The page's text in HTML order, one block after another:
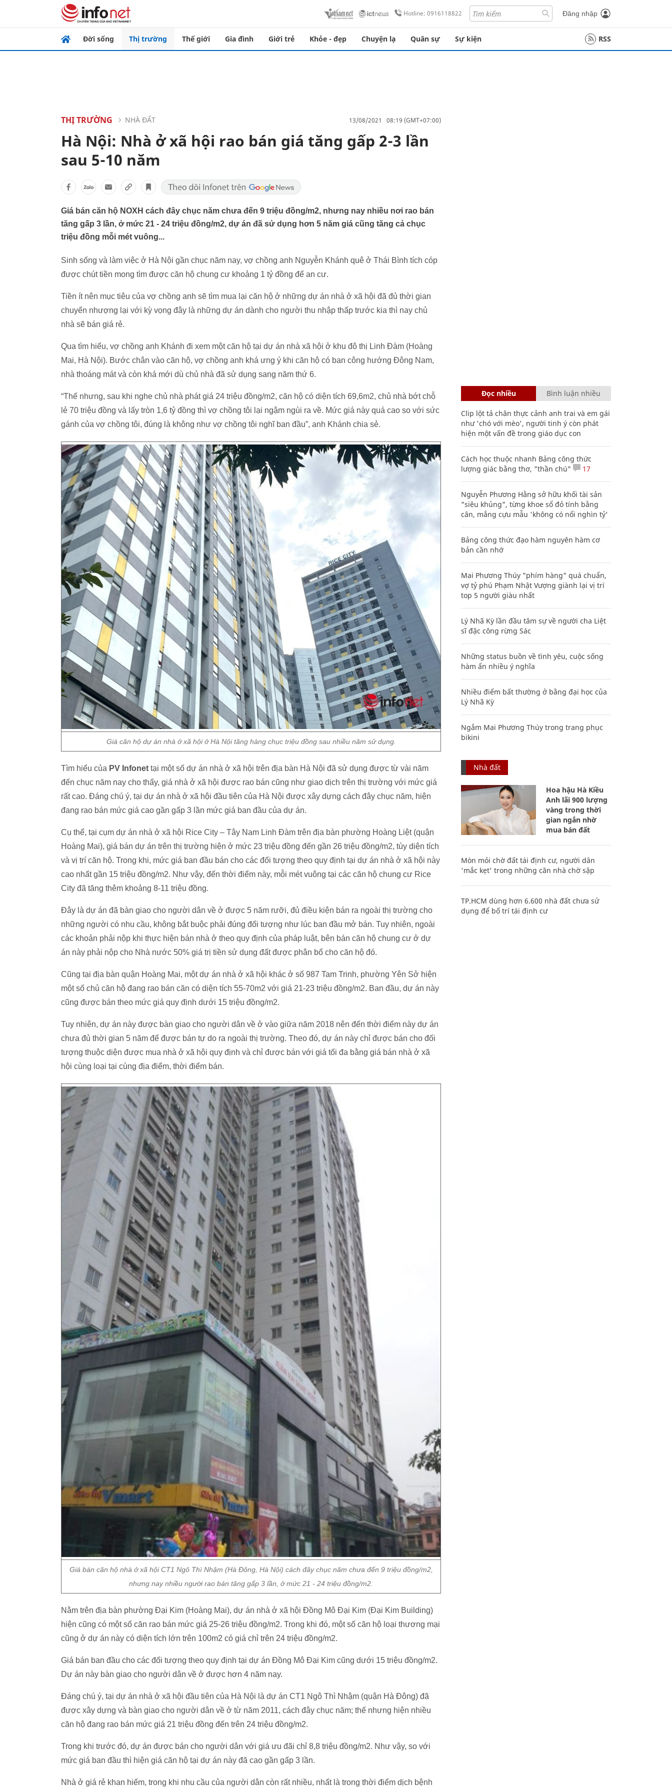
Hotline: 0916118822 Đăng nhập
Đời sống Thị trường Thế giới Gia đình Giới trẻ Khỏe - đẹp Chuyện lạ Quân sự Sự kiện RSS
THỊ TRƯỜNG NHÀ ĐẤT 13/08/2021 08:19 (GMT+07:00)
Hà Nội: Nhà ở xã hội rao bán giá tăng gấp 2-3 lần
sau 5-10 năm
Giá bán căn hộ NOXH cách đây chục năm chưa đến 9 triệu đồng/m2, nhưng nay nhiều nơi rao bán
tăng gấp 3 lần, ở mức 21 - 24 triệu đồng/m2, dự án đã sử dụng hơn 5 năm giá cũng tăng cả chục
triệu đồng mỗi mét vuông...
Sinh sống và làm việc ở Hà Nội gần chục năm nay, vợ chồng anh Nguyễn Khánh quê ở Thái Bình tích cóp
được chút tiền mong tìm được căn hộ chung cư khoảng 1 tỷ đồng để an cư.
Tiền ít nên mục tiêu của vợ chồng anh sẽ tìm mua lại căn hộ ở những dự án nhà ở xã hội đã đủ thời gian
chuyển nhượng lại với kỳ vọng đây là những dự án dành cho người thu nhập thấp trước kia thì nay chủ
nhà sẽ bán giá rẻ.
Qua tìm hiểu, vợ chồng anh Khánh đi xem một căn hộ tại dự án nhà xã hội ở khu đô thị Linh Đàm (Hoàng
Mai, Hà Nội). Bước chân vào căn hộ, vợ chồng anh khá ưng ý khi căn hộ có ban công hướng Đông Nam,
nhà thoáng mát và còn khá mới dù chủ nhà đã sử dụng sang năm thứ 6.
“Thế nhưng, sau khi nghe chủ nhà phát giá 24 triệu đồng/m2, căn hộ có diện tích 69,6m2, chủ nhà bớt chỗ
lẻ 70 triệu đồng và lấy tròn 1,6 tỷ đồng thì vợ chồng tôi lại ngậm ngùi ra về. Mức giá này quá cao so với sức
gánh của vợ chồng tôi, đúng là không như vợ chồng tôi nghĩ ban đầu”, anh Khánh chia sẻ.
Giá căn hộ dự án nhà ở xã hội ở Hà Nội tăng hàng chục triệu đồng sau nhiều năm sử dụng.
Tìm hiểu của PV Infonet tại một số dự án nhà ở xã hội trên địa bàn Hà Nội đã sử dụng được từ vài năm
đến chục năm nay cho thấy, giá nhà ở xã hội được rao bán cũng như giao dịch trên thị trường với mức giá
rất cao. Đáng chú ý, tại dự án nhà ở xã hội đầu tiên của Hà Nội được xây dựng cách đây chục năm, hiện
đang rao bán mức giá cao gần gấp 3 lần mức giá ban đầu của dự án.
Cụ thể, tại cụm dự án nhà ở xã hội Rice City – Tây Nam Linh Đàm trên địa bàn phường Hoàng Liệt (quận
Hoàng Mai), giá bán dự án trên thị trường hiện ở mức 23 triệu đồng đến gần 26 triệu đồng/m2, tùy diện tích
và vị trí căn hộ. Trong khi, mức giá ban đầu bán cho các đối tượng theo quy định tại dự án nhà ở xã hội này
cao nhất gần 15 triệu đồng/m2. Như vậy, đến thời điểm này, mỗi mét vuông tại các căn hộ chung cư Rice
City đã tăng thêm khoảng 8-11 triệu đồng.
Đây là dự án đã bàn giao cho người dân về ở được 5 năm rưỡi, đủ điều kiện bán ra ngoài thị trường cho
những người có nhu cầu, không bắt buộc phải đúng đối tượng như lúc ban đầu mở bán. Tuy nhiên, ngoài
các khoản phải nộp khi thực hiện bán nhà ở theo quy định của pháp luật, bên bán căn hộ chung cư ở dự
án này phải nộp cho Nhà nước 50% giá trị tiền sử dụng đất được phân bổ cho căn hộ đó.
Cũng tại địa bàn quận Hoàng Mai, một dự án nhà ở xã hội khác ở số 987 Tam Trinh, phường Yên Sở hiện
một số chủ căn hộ đang rao bán căn có diện tích 55-70m2 với giá 21-23 triệu đồng/m2. Ban đầu, dự án này
cũng được bán theo mức giá quy định dưới 15 triệu đồng/m2.
Tuy nhiên, dự án này được bàn giao cho người dân về ở vào giữa năm 2018 nên đến thời điểm này dự án
chưa đủ thời gian 5 năm để được bán tự do ra ngoài thị trường. Theo đó, dự án này chỉ được bán cho đối
tượng thuộc diện được mua nhà ở xã hội quy định và chỉ được bán với giá tối đa bằng giá bán nhà ở xã
hội cùng loại tại cùng địa điểm, thời điểm bán.
Giá bán căn hộ nhà ở xã hội CT1 Ngô Thì Nhậm (Hà Đông, Hà Nội) cách đây chục năm chưa đến 9 triệu đồng/m2,
nhưng nay nhiều người rao bán tăng gấp 3 lần, ở mức 21 - 24 triệu đồng/m2.
Nằm trên địa bàn phường Đại Kim (Hoàng Mai), dự án nhà ở xã hội Đồng Mô Đại Kim (Đại Kim Building)
hiện cũng có một số căn rao bán mức giá 25-26 triệu đồng/m2. Trong khi đó, một số căn hộ loại thương mại
cũng ở dự án này có diện tích lớn trên 100m2 có giá chỉ trên 24 triệu đồng/m2.
Giá bán ban đầu cho các đối tượng theo quy định tại dự án Đồng Mô Đại Kim cũng dưới 15 triệu đồng/m2.
Dự án này bàn giao cho người dân về ở được hơn 4 năm nay.
Đáng chú ý, tại dự án nhà ở xã hội đầu tiên của Hà Nội là dự án CT1 Ngô Thì Nhậm (quận Hà Đông) đã
được xây dựng và bàn giao cho người dân về ở từ năm 2011, cách đây chục năm; thế nhưng hiện nhiều
căn hộ đang rao bán mức giá 21 triệu đồng đến trên 24 triệu đồng/m2.
Trong khi trước đó, dự án được bán cho người dân với giá ưu đãi chỉ 8,8 triệu đồng/m2. Như vậy, so với
mức giá ban đầu thì hiện giá căn hộ tại dự án này đã cao gần gấp 3 lần.
Nhà ở giá rẻ khan hiếm, trong khi nhu cầu của người dân còn rất nhiều, nhất là trong thời điểm dịch bệnh
Đọc nhiều Bình luận nhiều
Clip lột tả chân thực cảnh anh trai và em gái
như 'chó với mèo', người tinh ý còn phát
hiện một vấn đề trong giáo dục con
Cách học thuộc nhanh Bảng công thức
lượng giác bằng thơ, "thần chú"
17
Nguyễn Phương Hằng sở hữu khối tài sản
"siêu khủng", từng khoe sổ đỏ tính bằng
cân, mắng cựu mẫu 'không có nổi nghìn tỷ'
Bảng công thức đạo hàm nguyên hàm cơ
bản cần nhớ
Mai Phương Thúy "phím hàng" quá chuẩn,
vợ tỷ phú Phạm Nhật Vượng giành lại vị trí
top 5 người giàu nhất
Lý Nhã Kỳ lần đầu tâm sự về người cha Liệt
sĩ đặc công rừng Sác
Những status buồn về tình yêu, cuộc sống
hàm ẩn nhiều ý nghĩa
Nhiều điểm bất thường ở bằng đại học của
Lý Nhã Kỳ
Ngắm Mai Phương Thúy trong trang phục
bikini
Nhà đất
Hoa hậu Hà Kiều
Anh lãi 900 lượng
vàng trong thời
gian ngắn nhờ
mua bán đất
Mòn mỏi chờ đất tái định cư, người dân
'mắc kẹt' trong những căn nhà chờ sập
TP.HCM dùng hơn 6.600 nhà đất chưa sử
dụng để bố trí tái định cư